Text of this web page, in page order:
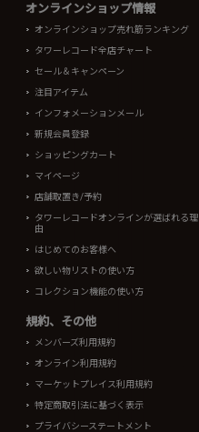
オンラインショップ情報
オンラインショップ売れ筋ランキング
タワーレコード全店チャート
セール＆キャンペーン
注目アイテム
インフォメーションメール
新規会員登録
ショッピングカート
マイページ
店舗取置き/予約
タワーレコードオンラインが選ばれる理
由
はじめてのお客様へ
欲しい物リストの使い方
コレクション機能の使い方
規約、その他
メンバーズ利用規約
オンライン利用規約
マーケットプレイス利用規約
特定商取引法に基づく表示
プライバシーステートメント